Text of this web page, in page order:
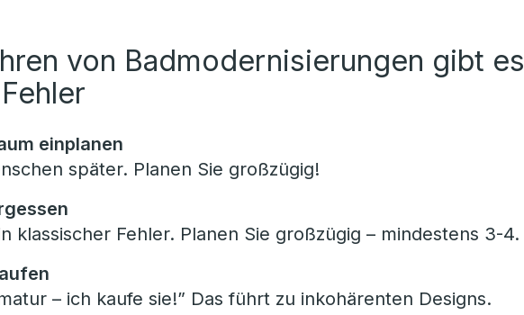
von Badmodernisierungen gibt es
einplanen
später. Planen Sie großzügig!
klassischer Fehler. Planen Sie großzügig – mindestens 3-4.
– ich kaufe sie!” Das führt zu inkohärenten Designs.